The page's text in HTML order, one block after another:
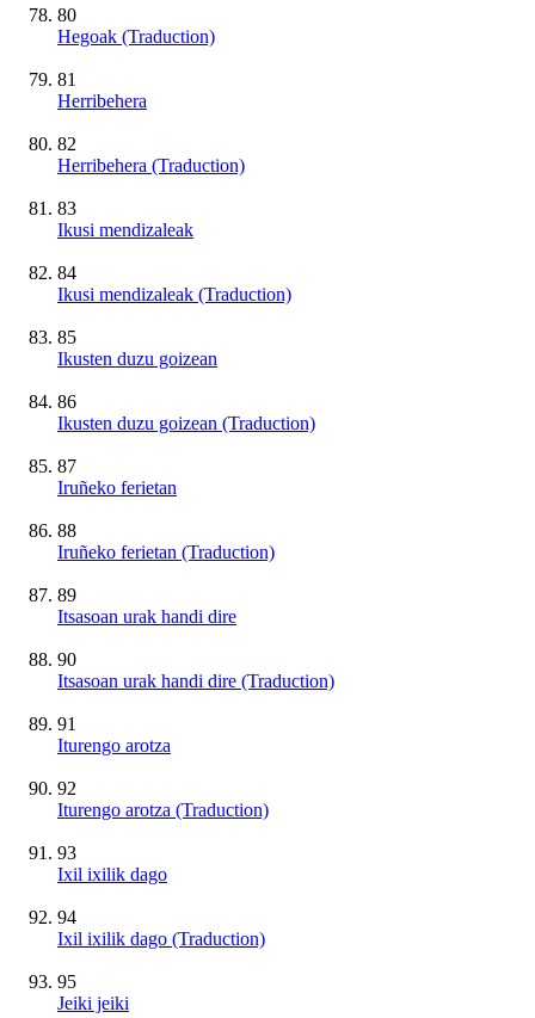
80
Hegoak (Traduction)
81
Herribehera
82
Herribehera (Traduction)
83
Ikusi mendizaleak
84
Ikusi mendizaleak (Traduction)
85
Ikusten duzu goizean
86
Ikusten duzu goizean (Traduction)
87
Iruñeko ferietan
88
Iruñeko ferietan (Traduction)
89
Itsasoan urak handi dire
90
Itsasoan urak handi dire (Traduction)
91
Iturengo arotza
92
Iturengo arotza (Traduction)
93
Ixil ixilik dago
94
Ixil ixilik dago (Traduction)
95
Jeiki jeiki